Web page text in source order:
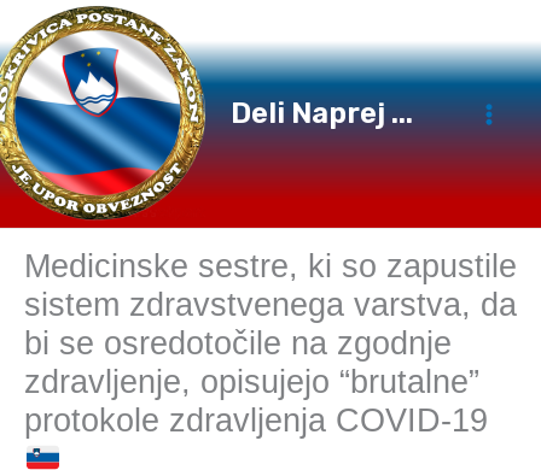
Preskoči
na
vsebino
Deli Naprej ...
Medicinske sestre, ki so zapustile
sistem zdravstvenega varstva, da
bi se osredotočile na zgodnje
zdravljenje, opisujejo “brutalne”
protokole zdravljenja COVID-19